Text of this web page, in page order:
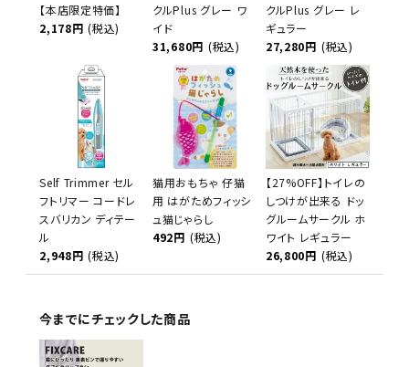
【本店限定特価】
2,178円 (税込)
クルPlus グレー ワ
イド
31,680円 (税込)
クルPlus グレー レ
ギュラー
27,280円 (税込)
Self Trimmer セル
フトリマー コードレ
スバリカン ディテー
ル
2,948円 (税込)
猫用おもちゃ 仔猫
用 はがためフィッシ
ュ猫じゃらし
492円 (税込)
【27%OFF】トイレの
しつけが出来る ドッ
グルームサークル ホ
ワイト レギュラー
26,800円 (税込)
今までにチェックした商品